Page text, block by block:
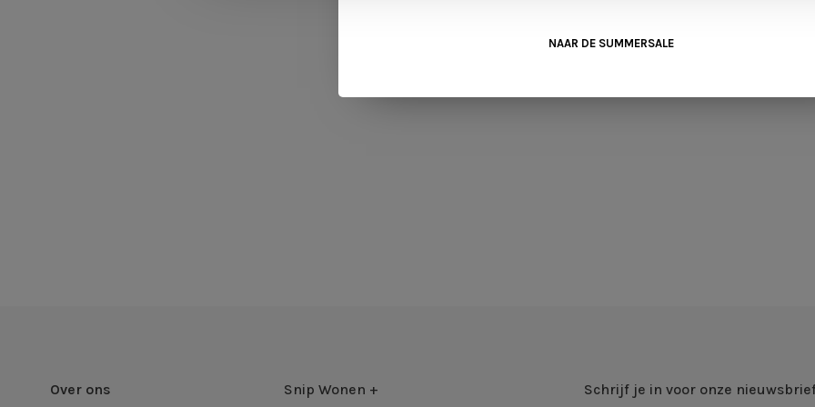
Over ons Snip Wonen + Schrijf je in voor onze
NAAR DE SUMMERSALE